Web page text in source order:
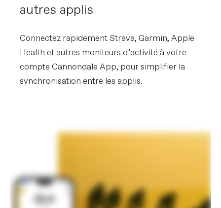
autres applis
Connectez rapidement Strava, Garmin, Apple
Health et autres moniteurs d’activité à votre
compte Cannondale App, pour simplifier la
synchronisation entre les applis.